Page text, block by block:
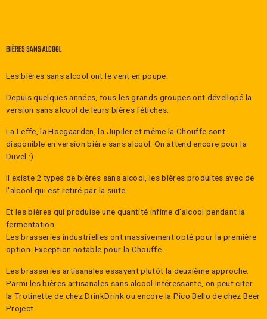
BIÈRES SANS ALCOOL
Les bières sans alcool ont le vent en poupe.
Depuis quelques années, tous les grands groupes ont dévellopé la
version sans alcool de leurs bières fétiches.
La Leffe, la Hoegaarden, la Jupiler et même la Chouffe sont
disponible en version bière sans alcool. On attend encore pour la
Duvel :)
Il existe 2 types de bières sans alcool, les bières produites avec de
l'alcool qui est retiré par la suite.
Et les bières qui produise une quantité infime d'alcool pendant la
fermentation.
Les brasseries industrielles ont massivement opté pour la première
option. Exception notable pour la Chouffe.
Les brasseries artisanales essayent plutôt la deuxième approche.
Parmi les bières artisanales sans alcool intéressante, on peut citer
la Trotinette de chez DrinkDrink ou encore la Pico Bello de chez Beer
Project.